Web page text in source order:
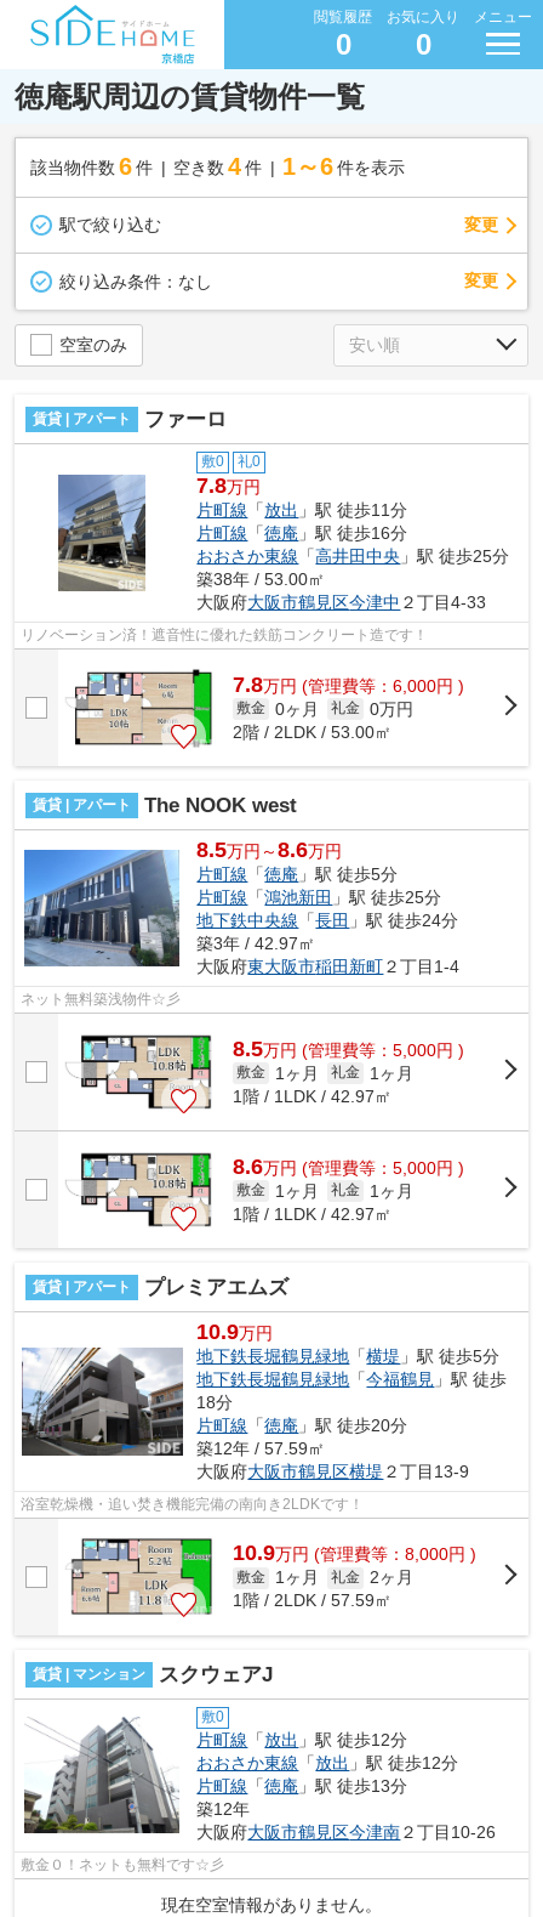
閲覧履歴
0
お気に入り
0
メニュー
徳庵駅周辺の賃貸物件一覧
該当物件数 6件 空き数 4 件 1～6 件を表示
駅で絞り込む 変更
絞り込み条件： なし 変更
空室のみ
賃貸 | アパート ファーロ
敷0 礼0
7.8万円
片町線 「放出 」駅 徒歩11分
片町線 「徳庵 」駅 徒歩16分
おおさか東線 「高井田中央 」駅 徒歩25分
築38年 / 53.00㎡
大阪府大阪市鶴見区今津中 ２丁目4-33
リノベーション済！遮音性に優れた鉄筋コンクリート造です！
7.8万円 (管理費等：6,000円 )
敷金 0ヶ月 礼金 0万円
2階 / 2LDK / 53.00㎡
賃貸 | アパート The NOOK west
8.5万円～8.6万円
片町線 「徳庵 」駅 徒歩5分
片町線 「鴻池新田 」駅 徒歩25分
地下鉄中央線 「長田 」駅 徒歩24分
築3年 / 42.97㎡
大阪府東大阪市稲田新町２丁目1-4
ネット無料築浅物件☆彡
8.5万円 (管理費等：5,000円 )
敷金 1ヶ月 礼金
1ヶ月
1階 / 1LDK / 42.97㎡
8.6万円 (管理費等：5,000円 )
敷金 1ヶ月 礼金
1ヶ月
1階 / 1LDK / 42.97㎡
賃貸 | アパート プレミアエムズ
10.9万円
地下鉄長堀鶴見緑地 「横堤 」駅 徒歩5分
地下鉄長堀鶴見緑地 「今福鶴見 」駅 徒歩
18分
片町線 「徳庵 」駅 徒歩20分
築12年 / 57.59㎡
大阪府大阪市鶴見区横堤 ２丁目13-9
浴室乾燥機・追い焚き機能完備の南向き2LDKです！
10.9万円 (管理費等：8,000円 )
敷金 1ヶ月 礼金 2ヶ月
1階 / 2LDK / 57.59㎡
賃貸 | マンション スクウェアJ
敷0
片町線 「放出 」駅 徒歩12分
おおさか東線 「放出 」駅 徒歩12分
片町線 「徳庵 」駅 徒歩13分
築12年
大阪府大阪市鶴見区今津南２丁目10-26
敷金０！ネットも無料です☆彡
現在空室情報がありません。